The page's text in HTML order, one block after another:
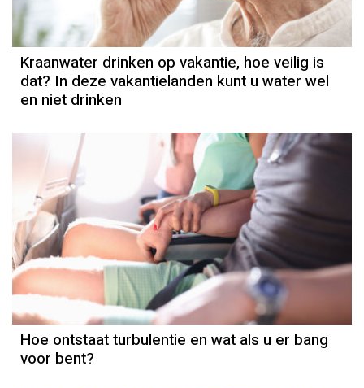
Kraanwater drinken op vakantie, hoe veilig is
dat? In deze vakantielanden kunt u water wel
en niet drinken
Hoe ontstaat turbulentie en wat als u er bang
voor bent?